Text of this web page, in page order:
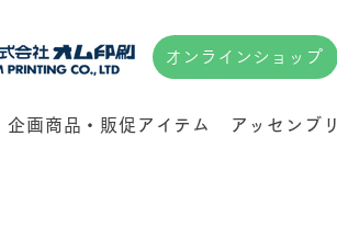
オンラインショップ
企画商品・販促アイテム アッセンブリ